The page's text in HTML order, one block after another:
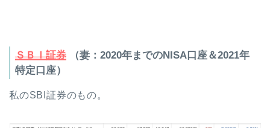
ＳＢＩ証券 （妻：2020年までのNISA口座＆2021年
特定口座）
私のSBI証券のもの。